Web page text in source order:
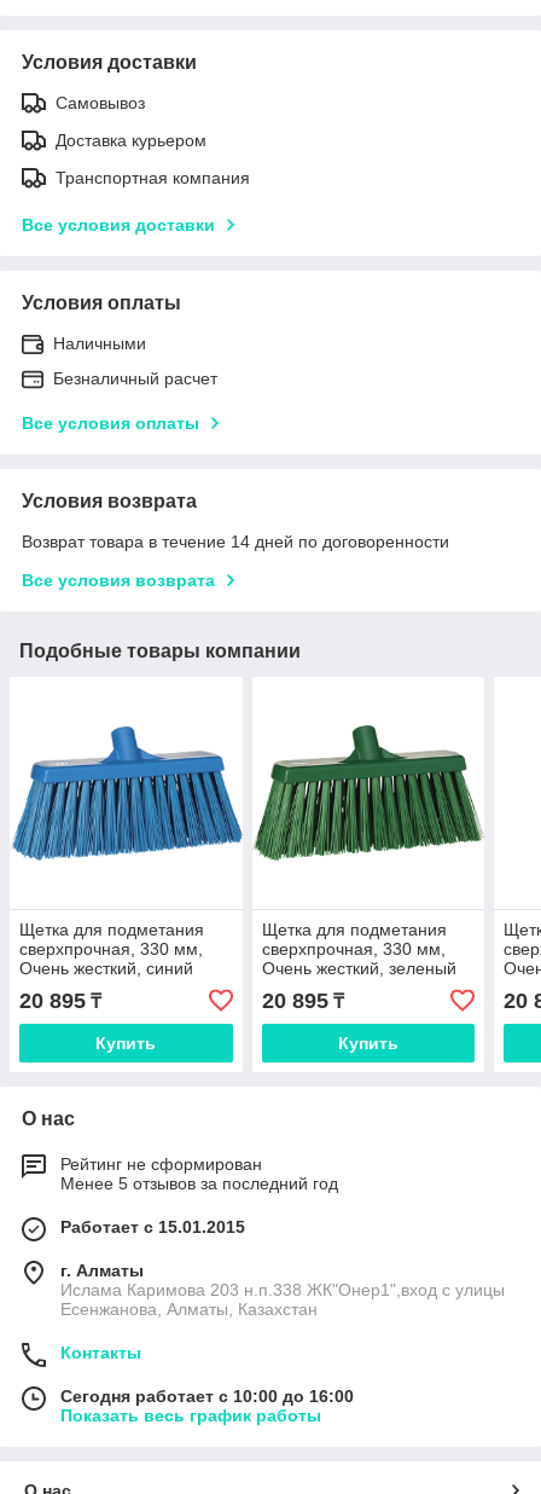
Условия доставки
Самовывоз
Доставка курьером
Транспортная компания
Все условия доставки
Условия оплаты
Наличными
Безналичный расчет
Все условия оплаты
Условия возврата
Возврат товара в течение 14 дней по договоренности
Все условия возврата
Подобные товары компании
Щетка для подметания
сверхпрочная, 330 мм,
Очень жесткий, синий
20 895 ₸
Купить
Щетка для подметания
сверхпрочная, 330 мм,
Очень жесткий, зеленый
20 895₸
Купить
20
О нас
Рейтинг не сформирован
Менее 5 отзывов за последний год
Работает с 15.01.2015
г. Алматы
Ислама Каримова 203 н.п.338 ЖК"Онер1",вход с улицы
Есенжанова, Алматы, Казахстан
Контакты
Сегодня работает с 10:00 до 16:00
Показать весь график работы